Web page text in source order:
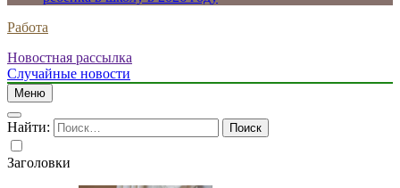
Работа
Новостная рассылка
Случайные новости
Меню
Найти:
Заголовки